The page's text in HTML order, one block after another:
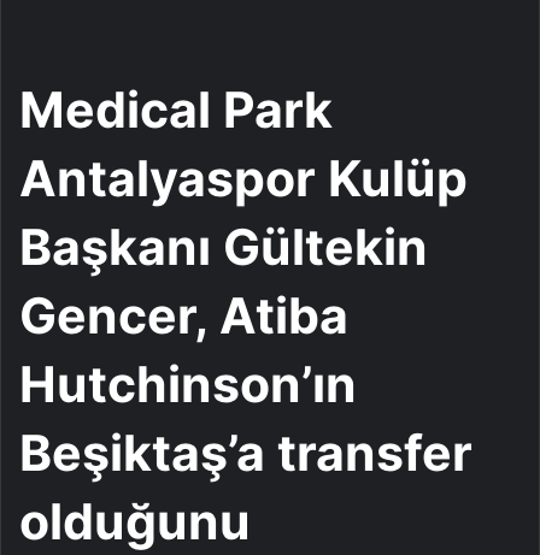
Medical Park
Antalyaspor Kulüp
Başkanı Gültekin
Gencer, Atiba
Hutchinson’ın
Beşiktaş’a transfer
olduğunu